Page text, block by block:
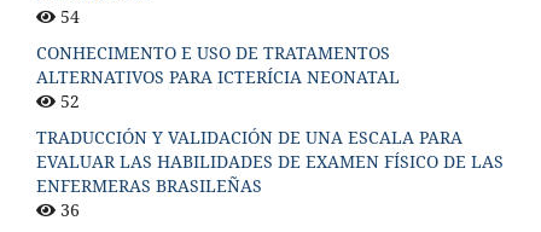
54
CONHECIMENTO E USO DE TRATAMENTOS
ALTERNATIVOS PARA ICTERÍCIA NEONATAL
52
TRADUCCIÓN Y VALIDACIÓN DE UNA ESCALA PARA
EVALUAR LAS HABILIDADES DE EXAMEN FÍSICO DE LAS
ENFERMERAS BRASILEÑAS
36